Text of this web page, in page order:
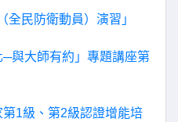
全民防衛動員）演習」
與大師有約」專題講座第
1級、第2級認證增能培